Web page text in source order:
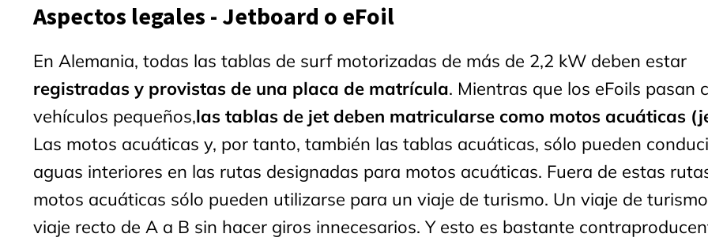
Aspectos legales - Jetboard o eFoil
En Alemania, todas las tablas de surf motorizadas de más de 2,2 kW deben estar
registradas y provistas de una placa de matrícula. Mientras que los eFoils pasan
vehículos pequeños,las tablas de jet deben matricularse como motos acuáticas
Las motos acuáticas y, por tanto, también las tablas acuáticas, sólo pueden
aguas interiores en las rutas designadas para motos acuáticas. Fuera de estas
motos acuáticas sólo pueden utilizarse para un viaje de turismo. Un viaje de
viaje recto de A a B sin hacer giros innecesarios. Y esto es bastante